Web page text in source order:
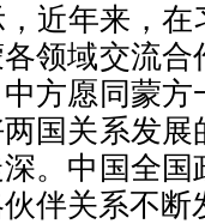
近年来，
领域交流
方愿同蒙
国关系发
。中国全
伴关系不断